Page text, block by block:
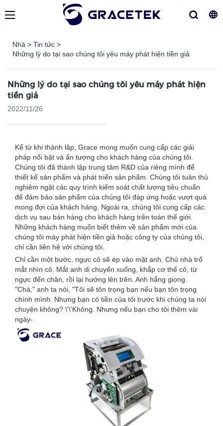
Nhà > Tin tức >
Những lý do tại sao chúng tôi yêu máy phát hiện tiền giả
Những lý do tại sao chúng tôi yêu máy phát hiện
tiền giả
2022/11/26
Kể từ khi thành lập, Grace mong muốn cung cấp các giải
pháp nổi bật và ấn tượng cho khách hàng của chúng tôi.
Chúng tôi đã thành lập trung tâm R&D của riêng mình để
thiết kế sản phẩm và phát triển sản phẩm. Chúng tôi tuân thủ
nghiêm ngặt các quy trình kiểm soát chất lượng tiêu chuẩn
để đảm bảo sản phẩm của chúng tôi đáp ứng hoặc vượt quá
mong đợi của khách hàng. Ngoài ra, chúng tôi cung cấp các
dịch vụ sau bán hàng cho khách hàng trên toàn thế giới.
Những khách hàng muốn biết thêm về sản phẩm mới của
chúng tôi máy phát hiện tiền giả hoặc công ty của chúng tôi,
chỉ cần liên hệ với chúng tôi.
Chỉ cần một bước, ngực cô sẽ ép vào mặt anh. Chủ nhà trố
mắt nhìn cô. Mắt anh di chuyển xuống, khắp cơ thể cô, từ
ngực đến chân, rồi lại hướng lên trên. Anh hắng giọng.
"Chà," anh ta nói, "Tôi sẽ tôn trọng bạn nếu bạn tôn trọng
chính mình. Nhưng bạn có tiền của tôi trước khi chúng ta nói
chuyện không? \'\'Không. Nhưng nếu bạn cho tôi thêm vài
ngày-